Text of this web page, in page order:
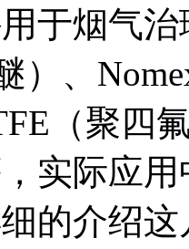
于烟气
）、
（聚四
实际应
的介绍